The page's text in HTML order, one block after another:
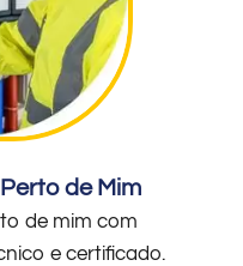
de Mim
de mim com
e certificado.